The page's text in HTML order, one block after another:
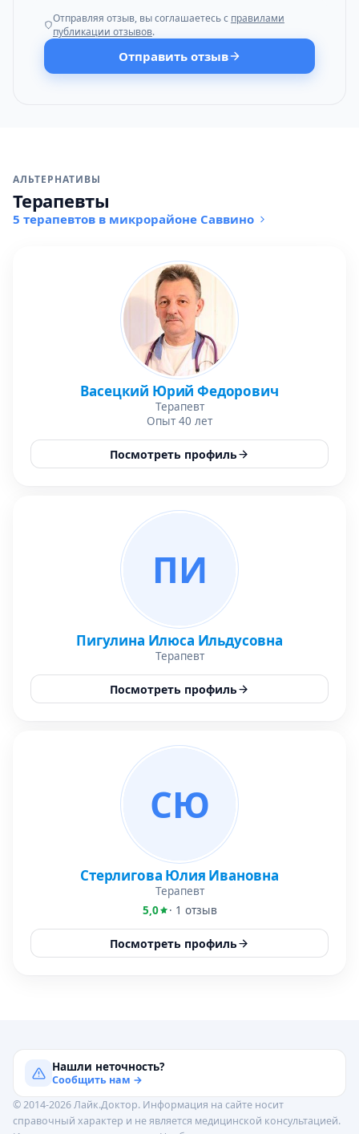
Отправляя отзыв, вы соглашаетесь с правилами
публикации отзывов.
Отправить отзыв
АЛЬТЕРНАТИВЫ
Терапевты
5 терапевтов в микрорайоне Саввино
Васецкий Юрий Федорович
Терапевт
Опыт 40 лет
Посмотреть профиль
ПИ
Пигулина Илюса Ильдусовна
Терапевт
Посмотреть профиль
СЮ
Стерлигова Юлия Ивановна
Терапевт
5,0
· 1 отзыв
Посмотреть профиль
Нашли неточность?
Сообщить нам →
© 2014-2026 Лайк.Доктор. Информация на сайте носит
справочный характер и не является медицинской консультацией.